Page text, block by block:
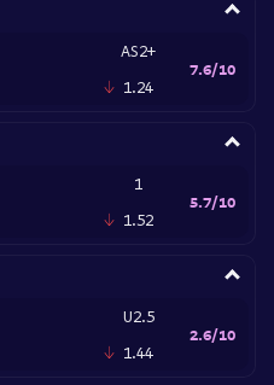
AS2+
1.24
7.6/10
1
1.52
5.7/10
U2.5
1.44
2.6/10